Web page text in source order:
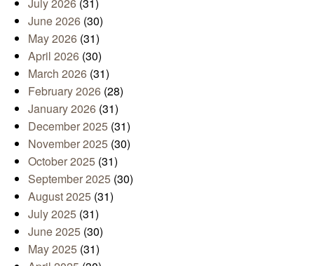
June 2026 (30)
May 2026 (31)
April 2026 (30)
March 2026 (31)
February 2026 (28)
January 2026 (31)
December 2025 (31)
November 2025 (30)
October 2025 (31)
September 2025 (30)
August 2025 (31)
July 2025 (31)
June 2025 (30)
May 2025 (31)